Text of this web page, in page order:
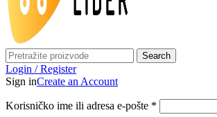
Search
Login / Register
Sign inCreate an Account
Korisničko ime ili adresa e-pošte *